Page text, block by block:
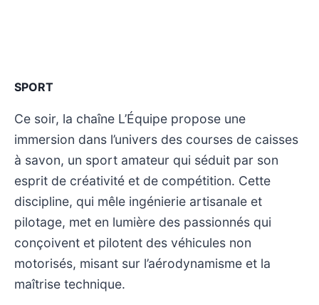
SPORT
Ce soir, la chaîne L’Équipe propose une
immersion dans l’univers des courses de caisses
à savon, un sport amateur qui séduit par son
esprit de créativité et de compétition. Cette
discipline, qui mêle ingénierie artisanale et
pilotage, met en lumière des passionnés qui
conçoivent et pilotent des véhicules non
motorisés, misant sur l’aérodynamisme et la
maîtrise technique.